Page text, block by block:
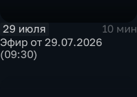
29 июля
10 мин
Эфир от 29.07.2026
(09:30)